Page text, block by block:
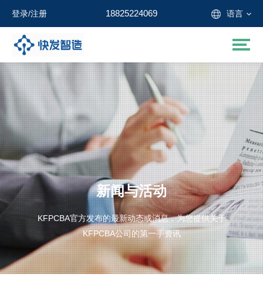
18825224069
登录/注册 语言
新闻与活动
KFPCBA官方发布的最新动态或消息，为您提供关于
KFPCBA公司的第一手资讯